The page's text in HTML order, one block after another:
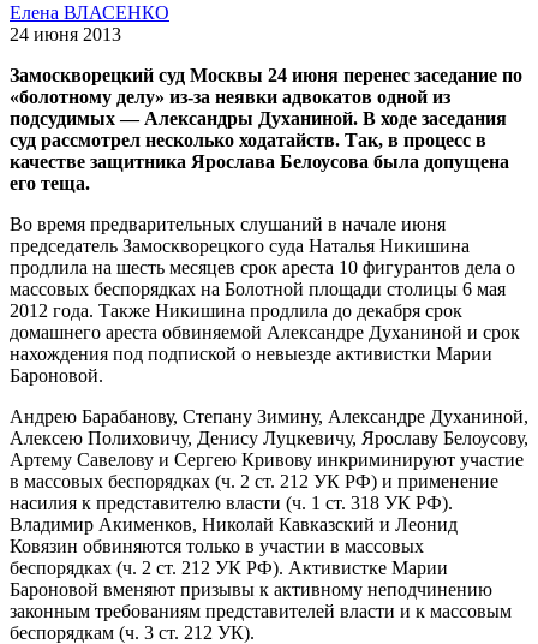
Елена ВЛАСЕНКО
24 июня 2013
Замоскворецкий суд Москвы 24 июня перенес заседание по
«болотному делу» из-за неявки адвокатов одной из
подсудимых — Александры Духаниной. В ходе заседания
суд рассмотрел несколько ходатайств. Так, в процесс в
качестве защитника Ярослава Белоусова была допущена
его теща.
Во время предварительных слушаний в начале июня
председатель Замоскворецкого суда Наталья Никишина
продлила на шесть месяцев срок ареста 10 фигурантов дела о
массовых беспорядках на Болотной площади столицы 6 мая
2012 года. Также Никишина продлила до декабря срок
домашнего ареста обвиняемой Александре Духаниной и срок
нахождения под подпиской о невыезде активистки Марии
Бароновой.
Андрею Барабанову, Степану Зимину, Александре Духаниной,
Алексею Полиховичу, Денису Луцкевичу, Ярославу Белоусову,
Артему Савелову и Сергею Кривову инкриминируют участие
в массовых беспорядках (ч. 2 ст. 212 УК РФ) и применение
насилия к представителю власти (ч. 1 ст. 318 УК РФ).
Владимир Акименков, Николай Кавказский и Леонид
Ковязин обвиняются только в участии в массовых
беспорядках (ч. 2 ст. 212 УК РФ). Активистке Марии
Бароновой вменяют призывы к активному неподчинению
законным требованиям представителей власти и к массовым
беспорядкам (ч. 3 ст. 212 УК).